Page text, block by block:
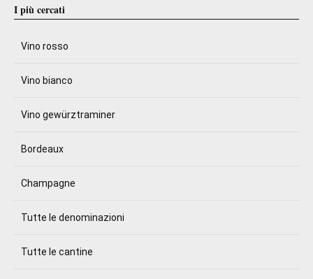
I più cercati
Vino rosso
Vino bianco
Vino gewürztraminer
Bordeaux
Champagne
Tutte le denominazioni
Tutte le cantine